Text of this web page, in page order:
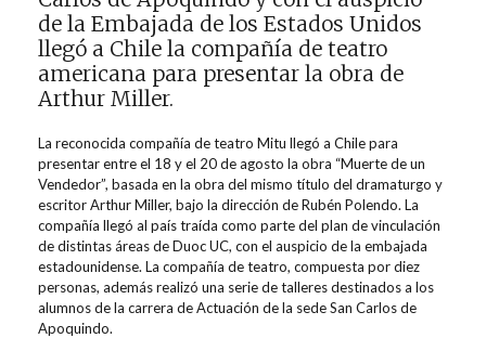
de la Embajada de los Estados Unidos
llegó a Chile la compañía de teatro
americana para presentar la obra de
Arthur Miller.
La reconocida compañía de teatro Mitu llegó a Chile para
presentar entre el 18 y el 20 de agosto la obra “Muerte de un
Vendedor”, basada en la obra del mismo título del dramaturgo y
escritor Arthur Miller, bajo la dirección de Rubén Polendo. La
compañía llegó al país traída como parte del plan de vinculación
de distintas áreas de Duoc UC, con el auspicio de la embajada
estadounidense. La compañía de teatro, compuesta por diez
personas, además realizó una serie de talleres destinados a los
alumnos de la carrera de Actuación de la sede San Carlos de
Apoquindo.